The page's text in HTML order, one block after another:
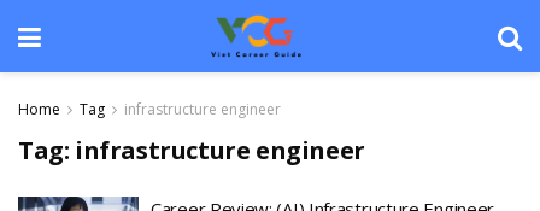
Home Tag infrastructure engineer
Tag: infrastructure engineer